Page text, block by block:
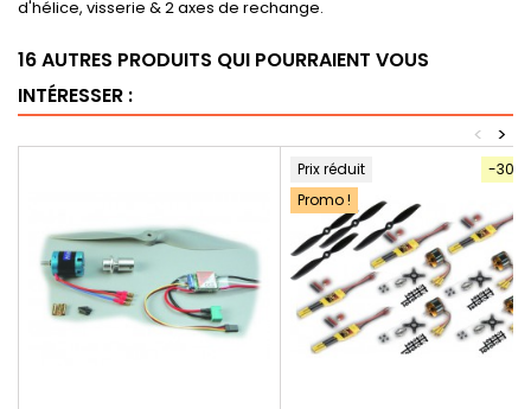
d'hélice, visserie & 2 axes de rechange.
16 AUTRES PRODUITS QUI POURRAIENT VOUS
INTÉRESSER :
>
<
-30%
Prix réduit
Promo !